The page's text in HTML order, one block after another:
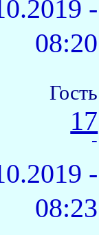
-
08:20
Гость
17
-
-
08:23